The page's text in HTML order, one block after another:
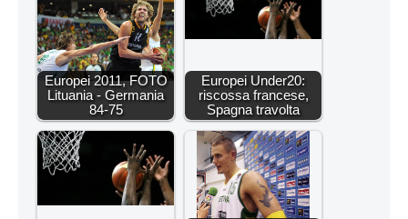
Europei 2011, FOTO
Lituania - Germania
84-75
Europei Under20:
riscossa francese,
Spagna travolta